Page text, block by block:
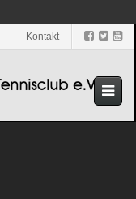
Kontakt